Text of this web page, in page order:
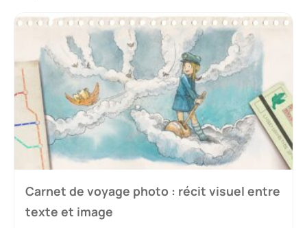
Carnet de voyage photo : récit visuel entre
texte et image